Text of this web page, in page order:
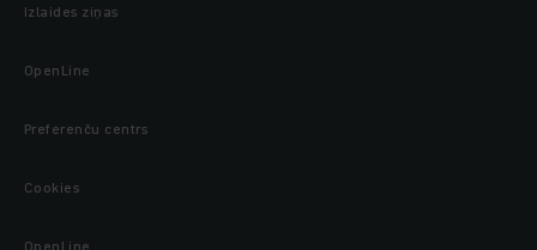
Izlaides ziņas
OpenLine
Preferenču centrs
Cookies